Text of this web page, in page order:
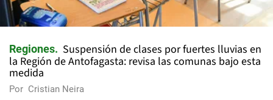
Regiones
Suspensión de clases por fuertes lluvias en
la Región de Antofagasta: revisa las comunas bajo esta
medida
Por Cristian Neira